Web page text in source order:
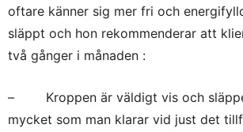
oftare känner sig mer fri och
släppt och hon rekommenderar att
två gånger i månaden :
– Kroppen är väldigt vis och
mycket som man klarar vid just det